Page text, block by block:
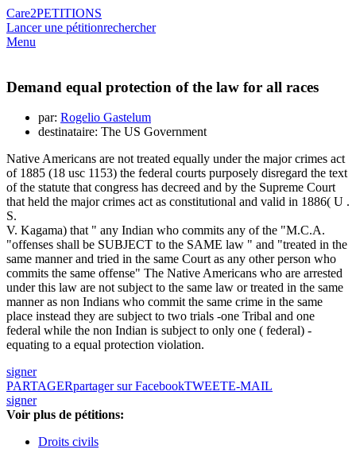
Care2PETITIONS
Lancer une pétitionrechercher
Menu
Demand equal protection of the law for all races
par: Rogelio Gastelum
destinataire: The US Government
Native Americans are not treated equally under the major crimes act
of 1885 (18 usc 1153) the federal courts purposely disregard the text
of the statute that congress has decreed and by the Supreme Court
that held the major crimes act as constitutional and valid in 1886( U .
S.
V. Kagama) that " any Indian who commits any of the "M.C.A.
"offenses shall be SUBJECT to the SAME law " and "treated in the
same manner and tried in the same Court as any other person who
commits the same offense" The Native Americans who are arrested
under this law are not subject to the same law or treated in the same
manner as non Indians who commit the same crime in the same
place instead they are subject to two trials -one Tribal and one
federal while the non Indian is subject to only one ( federal) -
equating to a equal protection violation.
signer
PARTAGERpartager sur FacebookTWEETE-MAIL
signer
Voir plus de pétitions:
Droits civils